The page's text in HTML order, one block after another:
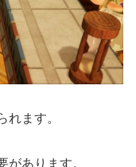
れます。
あります。